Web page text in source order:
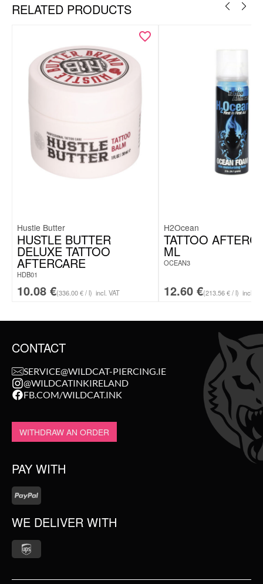
Dexpanthenol
Allantoin
Vitamin E
Tyrosur® Wundheilgel
(lindernden) Behandlung von kleinflächigen, oberflächlichen,
wenig nässenden Wunden mit bakterieller Superinfektion mit
Tyrothricin-empfindlichen Erregern wie z.B. Riss-, Kratz-,
Schürfwunden.Warnhinweis:Tyrosur® Wundheilgel: Enthält
Propylenglycol!Zu Risiken und Nebenwirkungen lesen Sie die
Packungsbeilage und fragen Sie Ihre Ärztin, Ihren Arzt oder in
Ihrer Apotheke. Stand: März 2017. Engelhard Arzneimittel
GmbH & Co. KG, 61138 Niederdorfelden.
RELATED PRODUCTS
Hustle Butter
HUSTLE BUTTER
DELUXE TATTOO
AFTERCARE
HDB01
10.08 €(336.00 € / l) incl. VAT
H2Ocean
TATTOO
ML
OCEAN3
12.60 €(213.56 € / l) incl.
CONTACT
SERVICE@WILDCAT-PIERCING.IE
@WILDCATINKIRELAND
FB.COM/WILDCAT.INK
WITHDRAW AN ORDER
PAY WITH
WE DELIVER WITH